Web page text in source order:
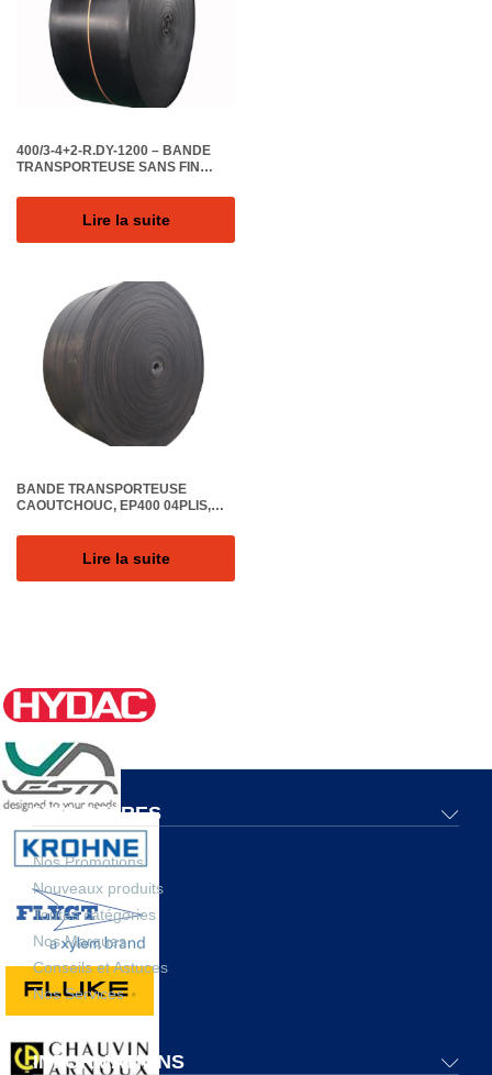
400/3-4+2-R.DY-1200 – BANDE
TRANSPORTEUSE SANS FIN
1200MM, EPAISSEUR 10MM.
Lire la suite
BANDE TRANSPORTEUSE
CAOUTCHOUC, EP400 04PLIS,
REVETEM. (5+2)MM, GRADE DIN-
Y, SURFACE LISSE
Lire la suite
NOS OFFRES
Nos Promotions
Nouveaux produits
Toutes catégories
Nos Marques
Conseils et Astuces
Nos Services
INFORMATIONS